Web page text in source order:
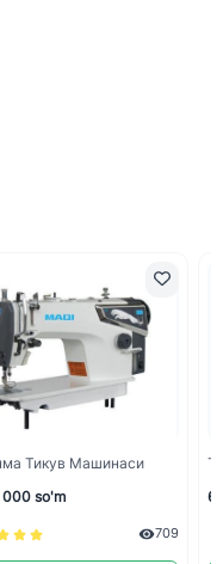
Тикув Машинаси
so'm
709
6